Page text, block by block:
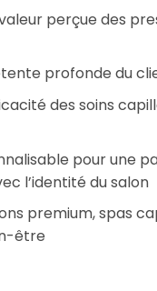
perçue des
profonde du
des soins
pour une
l’identité du salon
premium, spas
être